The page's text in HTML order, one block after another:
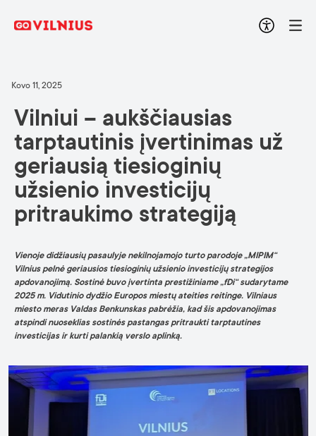
Kovo 11, 2025
Vilniui – aukščiausias
tarptautinis įvertinimas už
geriausią tiesioginių
užsienio investicijų
pritraukimo strategiją
Vienoje didžiausių pasaulyje nekilnojamojo turto parodoje „MIPIM“
Vilnius pelnė geriausios tiesioginių užsienio investicijų strategijos
apdovanojimą. Sostinė buvo įvertinta prestižiniame „fDi“ sudarytame
2025 m. Vidutinio dydžio Europos miestų ateities reitinge. Vilniaus
miesto meras Valdas Benkunskas pabrėžia, kad šis apdovanojimas
atspindi nuoseklias sostinės pastangas pritraukti tarptautines
investicijas ir kurti palankią verslo aplinką.